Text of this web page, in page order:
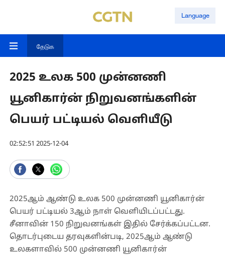
Language
தேடுக
2025 உலக 500 முன்னணி
யூனிகார்ன் நிறுவனங்களின்
பெயர் பட்டியல் வெளியீடு
02:52:51 2025-12-04
2025ஆம் ஆண்டு உலக 500 முன்னணி யூனிகார்ன்
பெயர் பட்டியல் 3ஆம் நாள் வெளியிடப்பட்டது.
சீனாவின் 150 நிறுவனங்கள் இதில் சேர்க்கப்பட்டன.
தொடர்புடைய தரவுகளின்படி, 2025ஆம் ஆண்டு
உலகளாவில் 500 முன்னணி யூனிகார்ன்